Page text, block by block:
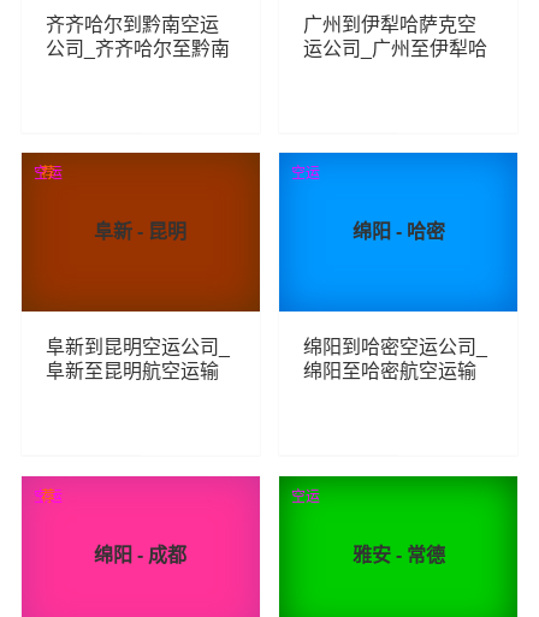
齐齐哈尔到黔南空运
公司_齐齐哈尔至黔南
101 查看详细
广州到伊犁哈萨克空
运公司_广州至伊犁哈
162 查看详细
阜新 - 昆明
阜新到昆明空运公司_
阜新至昆明航空运输
204 查看详细
空运
荐
绵阳 - 哈密
绵阳到哈密空运公司_
绵阳至哈密航空运输
133 查看详细
空运
绵阳 - 成都
空运
荐
雅安 - 常德
空运